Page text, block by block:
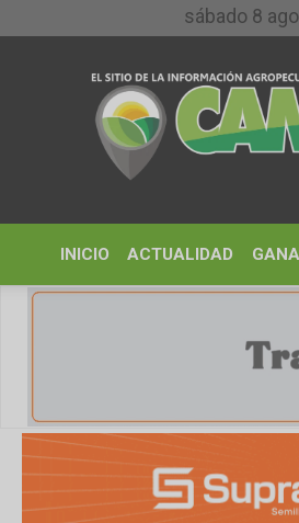
sábado 8 agosto